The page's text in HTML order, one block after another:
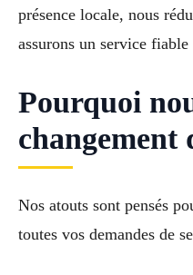
présence locale, nous
assurons un service
Pourquoi
changement
Nos atouts sont pensés
toutes vos demandes de